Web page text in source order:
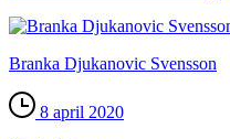
Branka Djukanovic Svensson
8 april 2020